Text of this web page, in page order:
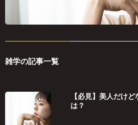
雑学の記事一覧
【必見】美人だけ
は？
PagePagePage